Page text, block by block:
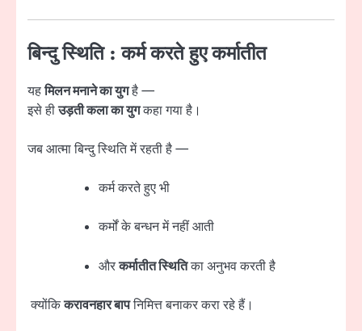
बिन्दु स्थिति : कर्म करते हुए कर्मातीत
यहमिलन मनाने का युगहै —
इसे हीउड़ती कला का युगकहा गया है।
जब आत्मा बिन्दु स्थिति में रहती है —
कर्म करते हुए भी
कर्मों के बन्धन में नहीं आती
औरकर्मातीत स्थितिका अनुभव करती है
क्योंकिकरावनहार बापनिमित्त बनाकर करा रहे हैं।